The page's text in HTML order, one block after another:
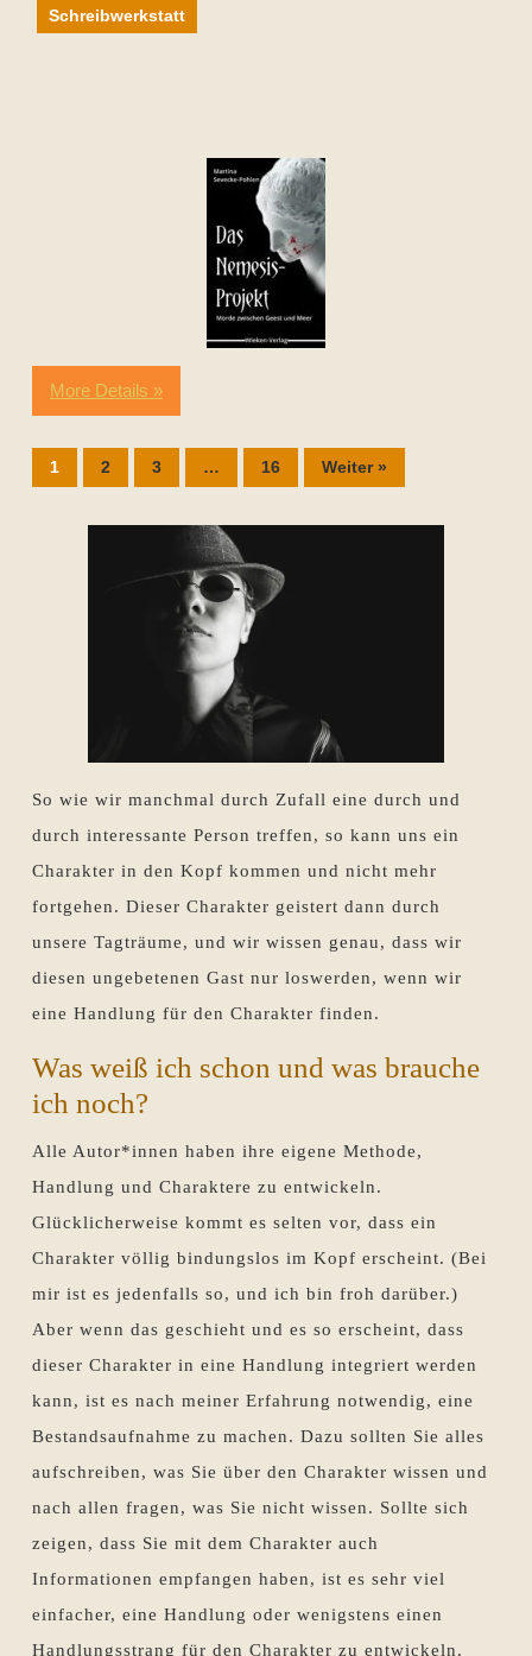
Schreibwerkstatt
More Details »
1 2 3 … 16 Weiter »
So wie wir manchmal durch Zufall eine durch und
durch interessante Person treffen, so kann uns ein
Charakter in den Kopf kommen und nicht mehr
fortgehen. Dieser Charakter geistert dann durch
unsere Tagträume, und wir wissen genau, dass wir
diesen ungebetenen Gast nur loswerden, wenn wir
eine Handlung für den Charakter finden.
Was weiß ich schon und was brauche
ich noch?
Alle Autor*innen haben ihre eigene Methode,
Handlung und Charaktere zu entwickeln.
Glücklicherweise kommt es selten vor, dass ein
Charakter völlig bindungslos im Kopf erscheint. (Bei
mir ist es jedenfalls so, und ich bin froh darüber.)
Aber wenn das geschieht und es so erscheint, dass
dieser Charakter in eine Handlung integriert werden
kann, ist es nach meiner Erfahrung notwendig, eine
Bestandsaufnahme zu machen. Dazu sollten Sie alles
aufschreiben, was Sie über den Charakter wissen und
nach allen fragen, was Sie nicht wissen. Sollte sich
zeigen, dass Sie mit dem Charakter auch
Informationen empfangen haben, ist es sehr viel
einfacher, eine Handlung oder wenigstens einen
Handlungsstrang für den Charakter zu entwickeln.